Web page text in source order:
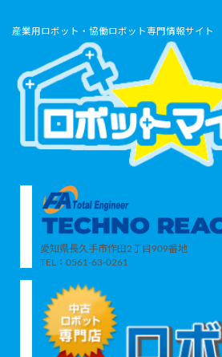
産業用ロボット・協働ロボット専門情報サイト
愛知県長久手市作田2丁目909番地
TEL：0561-63-0261